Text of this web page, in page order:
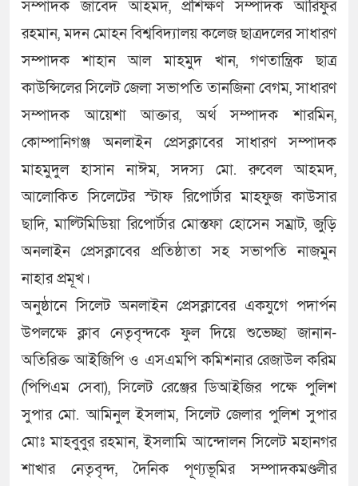
সম্পাদক জাবেদ আহমদ, প্রশিক্ষণ সম্পাদক আরিফুর
রহমান, মদন মোহন বিশ্ববিদ্যালয় কলেজ ছাত্রদলের সাধারণ
সম্পাদক শাহান আল মাহমুদ খান, গণতান্ত্রিক ছাত্র
কাউন্সিলের সিলেট জেলা সভাপতি তানজিনা বেগম, সাধারণ
সম্পাদক আয়েশা আক্তার, অর্থ সম্পাদক শারমিন,
কোম্পানিগঞ্জ অনলাইন প্রেসক্লাবের সাধারণ সম্পাদক
মাহমুদুল হাসান নাঈম, সদস্য মো. রুবেল আহমদ,
আলোকিত সিলেটের স্টাফ রিপোর্টার মাহফুজ কাউসার
ছাদি, মাল্টিমিডিয়া রিপোর্টার মোস্তফা হোসেন সম্রাট, জুড়ি
অনলাইন প্রেসক্লাবের প্রতিষ্ঠাতা সহ সভাপতি নাজমুন
নাহার প্রমূখ।
অনুষ্ঠানে সিলেট অনলাইন প্রেসক্লাবের একযুগে পদার্পন
উপলক্ষে ক্লাব নেতৃবৃন্দকে ফুল দিয়ে শুভেচ্ছা জানান-
অতিরিক্ত আইজিপি ও এসএমপি কমিশনার রেজাউল করিম
(পিপিএম সেবা), সিলেট রেঞ্জের ডিআইজির পক্ষে পুলিশ
সুপার মো. আমিনুল ইসলাম, সিলেট জেলার পুলিশ সুপার
মোঃ মাহবুবুর রহমান, ইসলামি আন্দোলন সিলেট মহানগর
শাখার নেতৃবৃন্দ, দৈনিক পূণ্যভূমির সম্পাদকমণ্ডলীর